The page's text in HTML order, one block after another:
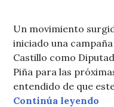
Un movimiento
iniciado una
Castillo como
Piña para las
entendido de que
Continúa leyendo